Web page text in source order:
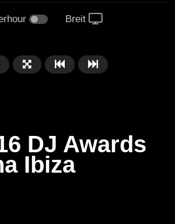
Breit
DJ Awards
Ibiza